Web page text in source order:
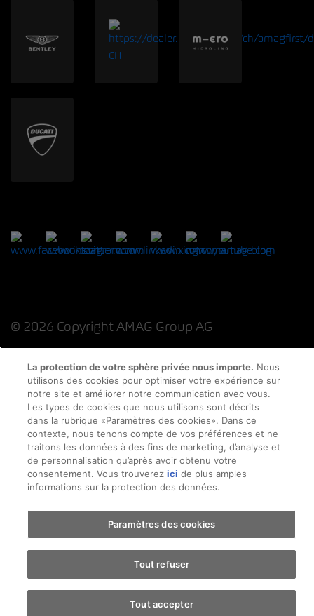
© 2026 Copyright AMAG Group AG
Impressum
Déclaration de protection des données
Directive cookies Mentions légales CFST
La protection de votre sphère privée nous importe. Nous
utilisons des cookies pour optimiser votre expérience sur
notre site et améliorer notre communication avec vous.
Les types de cookies que nous utilisons sont décrits
dans la rubrique «Paramètres des cookies». Dans ce
contexte, nous tenons compte de vos préférences et ne
traitons les données à des fins de marketing, d’analyse et
de personnalisation qu’après avoir obtenu votre
consentement. Vous trouverezici de plus amples
informations sur la protection des données.
Paramètres des cookies
Tout refuser
Tout accepter